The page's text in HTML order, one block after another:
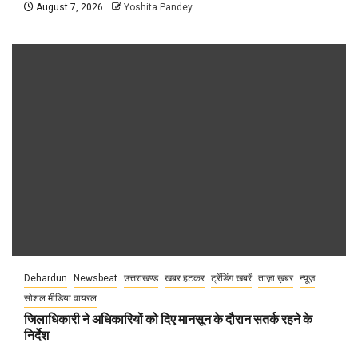
August 7, 2026 Yoshita Pandey
Dehardun Newsbeat उत्तराखण्ड खबर हटकर ट्रेंडिंग खबरें ताज़ा ख़बर न्यूज़
सोशल मीडिया वायरल
जिलाधिकारी ने अधिकारियों को दिए मानसून के दौरान सतर्क रहने के
निर्देश